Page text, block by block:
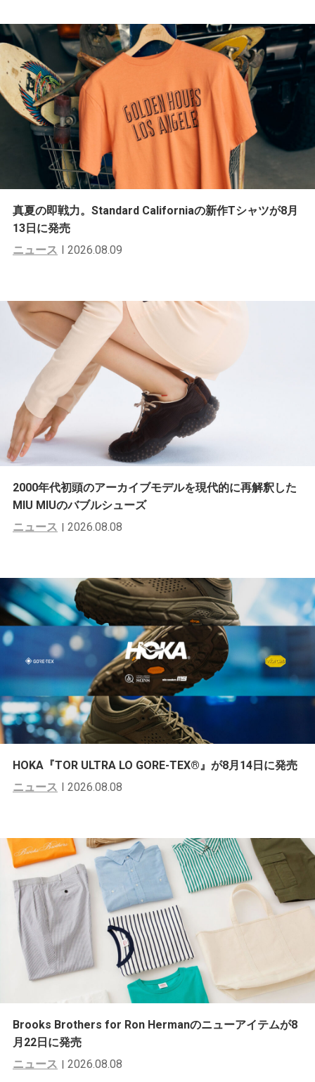
真夏の即戦力。Standard Californiaの新作Tシャツが8月
13日に発売
ニュース
2026.08.09
2000年代初頭のアーカイブモデルを現代的に再解釈した
MIU MIUのバブルシューズ
ニュース
2026.08.08
HOKA『TOR ULTRA LO GORE-TEX®︎』が8月14日に発売
ニュース
2026.08.08
Brooks Brothers for Ron Hermanのニューアイテムが8
月22日に発売
ニュース
2026.08.08